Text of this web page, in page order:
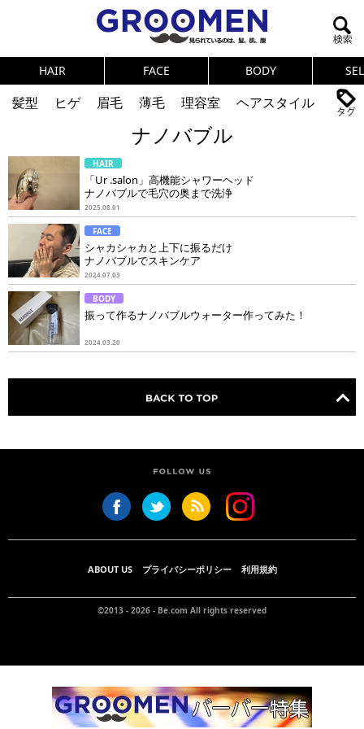
HAIR FACE BODY
髪型 ヒゲ 眉毛 薄毛 理容室
ヘアスタイル
体臭 ニオイ
連載
メンズコスメ
NEWS PICK UP 筋肉
テストステロン
健康
スキンケア 食事
調査結果
トレーニング
好印象な男
頭皮ケア
ダイエット
理容室
ナノバブル
HAIR
「Ur .salon」高機能シャワーヘッド
ナノバブルで毛穴の奥まで洗浄
2025.08.01
FACE
シャカシャカと上下に振るだけ
ナノバブルでスキンケア
2024.07.03
BODY
振って作るナノバブルウォーター作ってみた！
2024.03.20
ABOUT US プライバシーポリシー 利用規約
©2013 - 2026 - Be.com All rights reserved